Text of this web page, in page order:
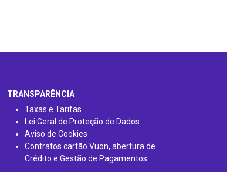
TRANSPARÊNCIA
Taxas e Tarifas
Lei Geral de Proteção de Dados
Aviso de Cookies
Contratos cartão Vuon, abertura de
Crédito e Gestão de Pagamentos